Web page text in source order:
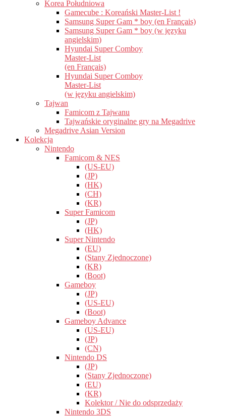
Korea Południowa
Gamecube : Koreański Master-List !
Samsung Super Gam * boy (en Français)
Samsung Super Gam * boy (w języku
angielskim)
Hyundai Super Comboy
Master-List
(en Français)
Hyundai Super Comboy
Master-List
(w języku angielskim)
Tajwan
Famicom z Tajwanu
Tajwańskie oryginalne gry na Megadrive
Megadrive Asian Version
Kolekcja
Nintendo
Famicom & NES
(US-EU)
(JP)
(HK)
(CH)
(KR)
Super Famicom
(JP)
(HK)
Super Nintendo
(EU)
(Stany Zjednoczone)
(KR)
(Boot)
Gameboy
(JP)
(US-EU)
(Boot)
Gameboy Advance
(US-EU)
(JP)
(CN)
Nintendo DS
(JP)
(Stany Zjednoczone)
(EU)
(KR)
Kolektor / Nie do odsprzedaży
Nintendo 3DS